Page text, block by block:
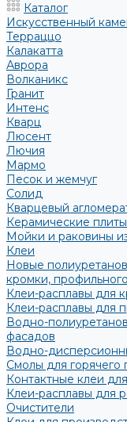
Каталог
Искусственный
Терраццо
Калакатта
Аврора
Волканикс
Гранит
Интенс
Кварц
Люсент
Лючия
Мармо
Песок и жемчуг
Солид
Кварцевый
Керамические плиты
Мойки и раковины
Клеи
Новые
кромки,
Клеи-расплавы для
Клеи-расплавы для
Водно-
фасадов
Водно-
Смолы для горячего
Контактные клеи
Клеи-расплавы для
Очистители